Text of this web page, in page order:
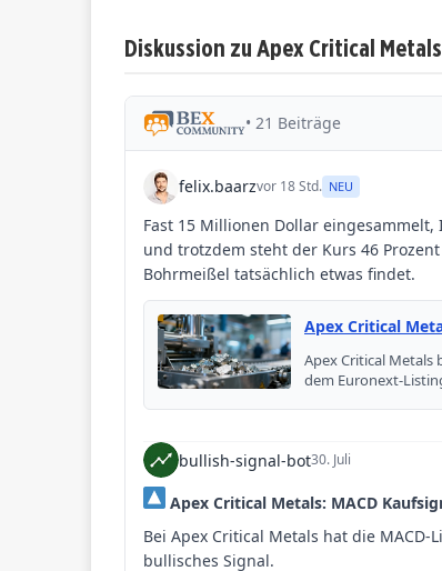
Diskussion zu Apex Critical Metals